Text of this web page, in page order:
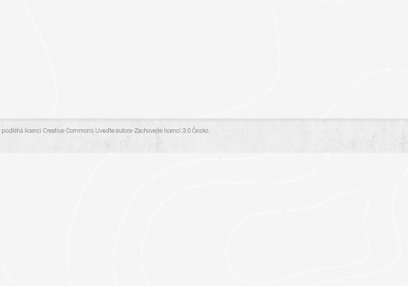
podléhá licenci Creative Commons Uveďte autora-Zachovejte licenci 3.0 Česko.